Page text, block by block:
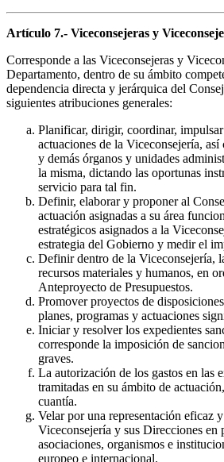
Artículo 7.- Viceconsejeras y
Corresponde a las Viceconsejeras y
Departamento, dentro de su ámbito
dependencia directa y jerárquica del
siguientes atribuciones generales:
Planificar, dirigir, coordinar,
actuaciones de la Viceconsejería,
y demás órganos y unidades
la misma, dictando las oportunas
servicio para tal fin.
Definir, elaborar y proponer al
actuación asignadas a su área
estratégicos asignados a la
estrategia del Gobierno y medir el
Definir dentro de la Viceconsejería,
recursos materiales y humanos, en
Anteproyecto de Presupuestos.
Promover proyectos de
planes, programas y actuaciones
Iniciar y resolver los expedientes
corresponde la imposición de
graves.
La autorización de los gastos en las
tramitadas en su ámbito de
cuantía.
Velar por una representación eficaz
Viceconsejería y sus Direcciones en
asociaciones, organismos e
europeo e internacional.